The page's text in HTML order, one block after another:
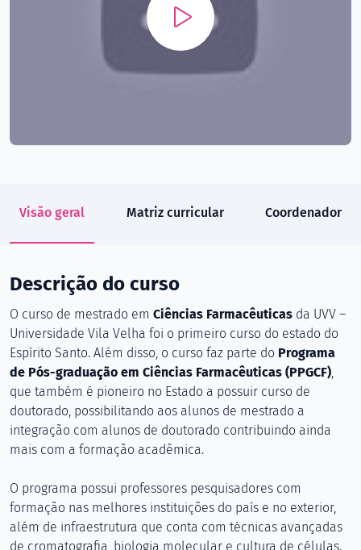
Visão geral Matriz curricular Coordenador
Descrição do curso
O curso de mestrado em Ciências Farmacêuticas da UVV –
Universidade Vila Velha foi o primeiro curso do estado do
Espírito Santo. Além disso, o curso faz parte do Programa
de Pós-graduação em Ciências Farmacêuticas (PPGCF),
que também é pioneiro no Estado a possuir curso de
doutorado, possibilitando aos alunos de mestrado a
integração com alunos de doutorado contribuindo ainda
mais com a formação acadêmica.
O programa possui professores pesquisadores com
formação nas melhores instituições do país e no exterior,
além de infraestrutura que conta com técnicas avançadas
de cromatografia, biologia molecular e cultura de células.